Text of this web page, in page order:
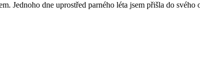
Jednoho dne uprostřed parného léta jsem přišla do